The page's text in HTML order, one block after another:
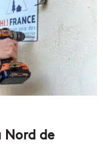
Nord de